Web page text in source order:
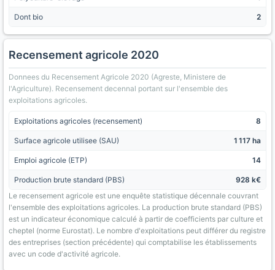
Dont bio 2
Recensement agricole 2020
Donnees du Recensement Agricole 2020 (Agreste, Ministere de
l'Agriculture). Recensement decennal portant sur l'ensemble des
exploitations agricoles.
Exploitations agricoles (recensement) 8
Surface agricole utilisee (SAU) 1 117 ha
Emploi agricole (ETP) 14
Production brute standard (PBS)
928 k€
Le recensement agricole est une enquête statistique décennale couvrant
l'ensemble des exploitations agricoles. La production brute standard (PBS)
est un indicateur économique calculé à partir de coefficients par culture et
cheptel (norme Eurostat). Le nombre d'exploitations peut différer du registre
des entreprises (section précédente) qui comptabilise les établissements
avec un code d'activité agricole.